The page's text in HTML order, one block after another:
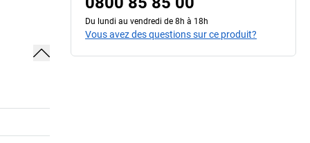
Du lundi au vendredi de 8h à 18h
Vous avez des questions sur ce produit?